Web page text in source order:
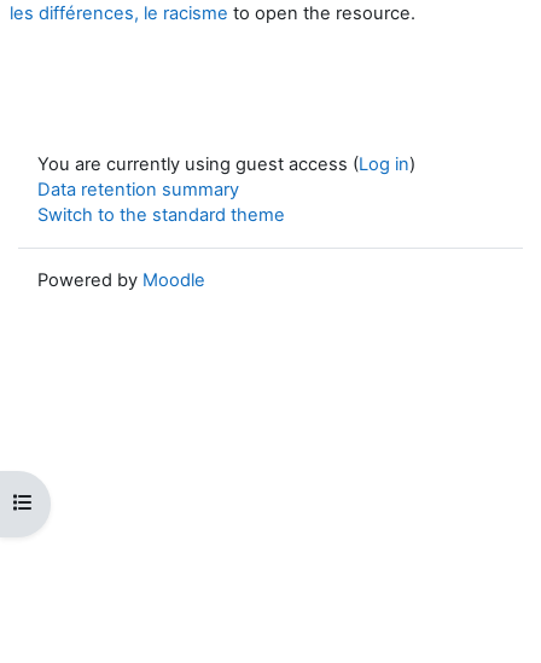
Open course index
les différences, le racisme to open the resource.
You are currently using guest access (Log in)
Data retention summary
Switch to the standard theme
Powered by Moodle